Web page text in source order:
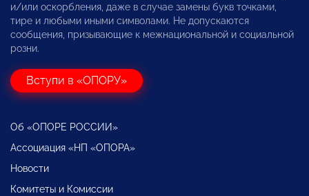
и/или оскорбления, даже в случае замены букв точками,
тире и любыми иными символами. Не допускаются
сообщения, призывающие к межнациональной и социальной
розни.
Вступи в «ОПОРУ»
Об «ОПОРЕ РОССИИ»
Ассоциация «НП «ОПОРА»
Новости
Комитеты и Комиссии